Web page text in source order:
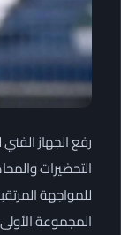
رفع الجهاز
التحضيرات
للمواجهة
المجموعة